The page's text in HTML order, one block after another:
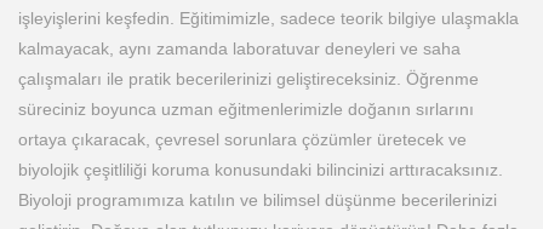
işleyişlerini keşfedin. Eğitimimizle, sadece teorik bilgiye ulaşmakla
kalmayacak, aynı zamanda laboratuvar deneyleri ve saha
çalışmaları ile pratik becerilerinizi geliştireceksiniz. Öğrenme
süreciniz boyunca uzman eğitmenlerimizle doğanın sırlarını
ortaya çıkaracak, çevresel sorunlara çözümler üretecek ve
biyolojik çeşitliliği koruma konusundaki bilincinizi arttıracaksınız.
Biyoloji programımıza katılın ve bilimsel düşünme becerilerinizi